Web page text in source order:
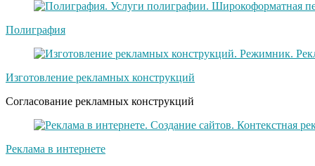
Полиграфия
Изготовление рекламных конструкций
Согласование рекламных конструкций
Реклама в интернете